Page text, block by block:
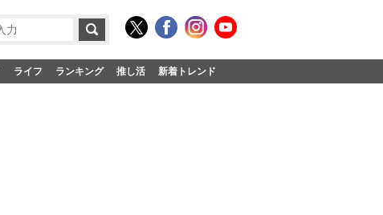
ライフ ランキング 推し活 新着トレンド